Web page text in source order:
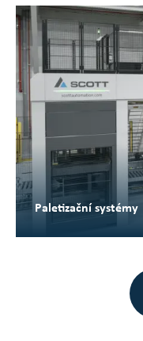
Paletizační systémy